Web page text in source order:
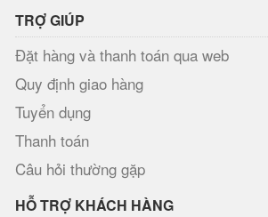
TRỢ GIÚP
Đặt hàng và thanh toán qua web
Quy định giao hàng
Tuyển dụng
Thanh toán
Câu hỏi thường gặp
HỖ TRỢ KHÁCH HÀNG